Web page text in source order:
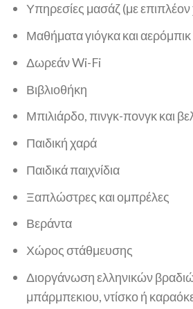
Υπηρεσίες μασάζ (με
Μαθήματα γιόγκα και αερόμπικ
Δωρεάν Wi-Fi
Βιβλιοθήκη
Μπιλιάρδο, πινγκ-πονγκ και
Παιδική χαρά
Παιδικά παιχνίδια
Ξαπλώστρες και ομπρέλες
Βεράντα
Χώρος στάθμευσης
Διοργάνωση ελληνικών
μπάρμπεκιου, ντίσκο ή